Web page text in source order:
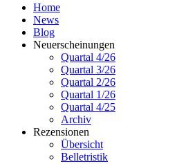
Home
News
Blog
Neuerscheinungen
Quartal 4/26
Quartal 3/26
Quartal 2/26
Quartal 1/26
Quartal 4/25
Archiv
Rezensionen
Übersicht
Belletristik